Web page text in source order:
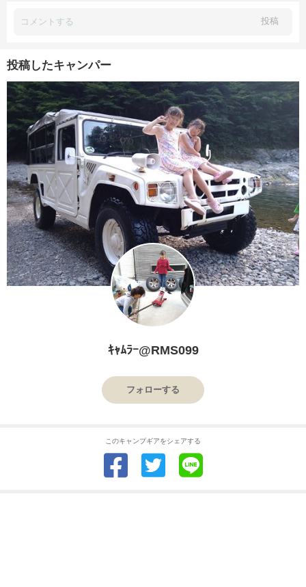
投稿
投稿したキャンパー
ｷｬﾑﾗｰ@RMS099
フォローする
このキャンプギアをシェアする